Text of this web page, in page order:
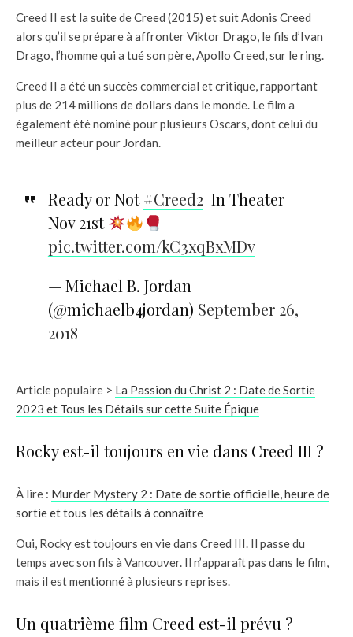
Creed II est la suite de Creed (2015) et suit Adonis Creed
alors qu’il se prépare à affronter Viktor Drago, le fils d’Ivan
Drago, l’homme qui a tué son père, Apollo Creed, sur le ring.
Creed II a été un succès commercial et critique, rapportant
plus de 214 millions de dollars dans le monde. Le film a
également été nominé pour plusieurs Oscars, dont celui du
meilleur acteur pour Jordan.
Ready or Not#Creed2In Theater
Nov 21st
pic.twitter.com/kC3xqBxMDv
— Michael B. Jordan
(@michaelb4jordan) September 26,
2018
Article populaire > La Passion du Christ 2 : Date de Sortie
2023 et Tous les Détails sur cette Suite Épique
Rocky est-il toujours en vie dans Creed III ?
À lire : Murder Mystery 2 : Date de sortie officielle, heure de
sortie et tous les détails à connaître
Oui, Rocky est toujours en vie dans Creed III. Il passe du
temps avec son fils à Vancouver. Il n’apparaît pas dans le film,
mais il est mentionné à plusieurs reprises.
Un quatrième film Creed est-il prévu ?